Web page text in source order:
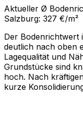
Aktueller Ø
Salzburg: 327 €/m²
Der Bodenrichtwert
deutlich nach oben
Lagequalität und
Grundstücke sind
hoch. Nach
kurze